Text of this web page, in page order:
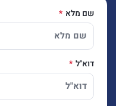
שם מלא
דוא"ל